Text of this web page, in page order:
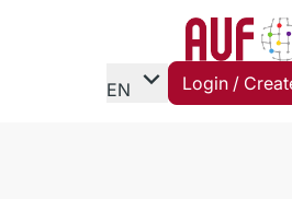
EN expand_more Login /